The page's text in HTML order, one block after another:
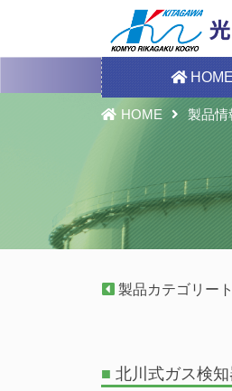
HOME
HOME 製品情
製品カテゴリー
■ 北川式ガス検